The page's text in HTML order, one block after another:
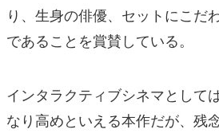
り、生身の俳優、セットにこだ
であることを賞賛している。
インタラクティブシネマとして
なり高めといえる本作だが、残